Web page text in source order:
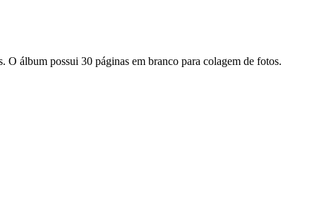
álbum possui 30 páginas em branco para colagem de fotos.